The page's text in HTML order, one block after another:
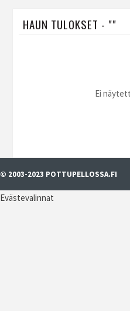
HAUN TULOKSET - ""
Ei
© 2003-2023 POTTUPELLOSSA.FI
Evästevalinnat